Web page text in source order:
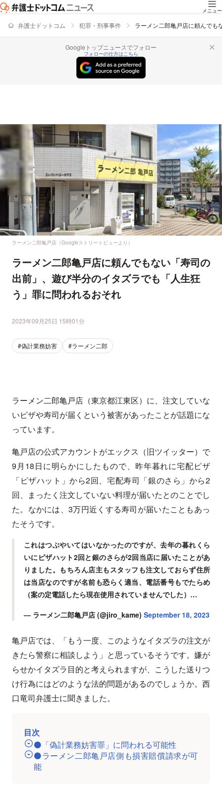
メニュー
弁護士ドットコム 犯罪・刑事事件 ラーメン二郎亀戸店に頼んでも
Googleトップニュースでフォロー
フォローの仕方はこちら
ラーメン二郎亀戸店（Googleストリートビューより）
ラーメン二郎亀戸店に頼んでもない「寿司の
出前」、遊び半分のイタズラでも「人生狂
う」罪に問われるおそれ
2023年09月25日 15時01分
#偽計業務妨害 #ラーメン二郎
ラーメン二郎亀戸店（東京都江東区）に、注文していな
いピザや寿司が届くという被害があったことが話題にな
っています。
亀戸店の公式アカウントがエックス（旧ツイッター）で
9月18日に明らかにしたもので、昨年暮れに宅配ピザ
「ピザハット」から2回、宅配寿司「銀のさら」から2
回、まったく注文していない料理が届いたとのことでし
た。なかには、3万円近くする寿司が届いたこともあっ
たそうです。
これはつぶやいてはいなかったのですが、去年の暮れくら
いにピザハット2回と銀のさらが2回当店に届いたことがあ
りました。もちろん店主もスタッフも注文しておらず住所
は当店なのですが名前も恐らく適当、電話番号もでたらめ
（案の定電話したら現在使用されていませんでした）…
— ラーメン二郎亀戸店 (@jiro_kame) September 18, 2023
亀戸店では、「もう一度、このようなイタズラの注文が
きたら警察に相談しよう」と思っているそうです。嫌が
らせかイタズラ目的と考えられますが、こうした送りつ
け行為にはどのような法的問題があるのでしょうか。西
口竜司弁護士に聞きました。
目次
⚫️「偽計業務妨害罪」に問われる可能性
⚫️ラーメン二郎亀戸店側も損害賠償請求が可
能